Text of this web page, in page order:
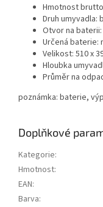
Hmotnost
Druh umyvadla:
Otvor na baterii:
Určená baterie:
Velikost: 510 x
Hloubka
Průměr na
poznámka: baterie,
Doplňkové
Kategorie:
Hmotnost:
EAN:
Barva: